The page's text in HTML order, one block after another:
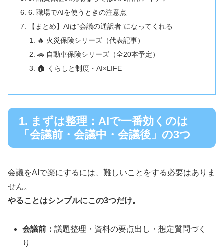
6. 職場でAIを使うときの注意点
【まとめ】AIは“会議の通訳者”になってくれる
🔥 火災保険シリーズ（代表記事）
🚗 自動車保険シリーズ（全20本予定）
🏠 くらしと制度・AI×LIFE
1. まずは整理：AIで一番効くのは
「会議前・会議中・会議後」の3つ
会議をAIで楽にするには、難しいことをする必要はありま
せん。
やることはシンプルにこの3つだけ。
会議前：議題整理・資料の要点出し・想定質問づく
り